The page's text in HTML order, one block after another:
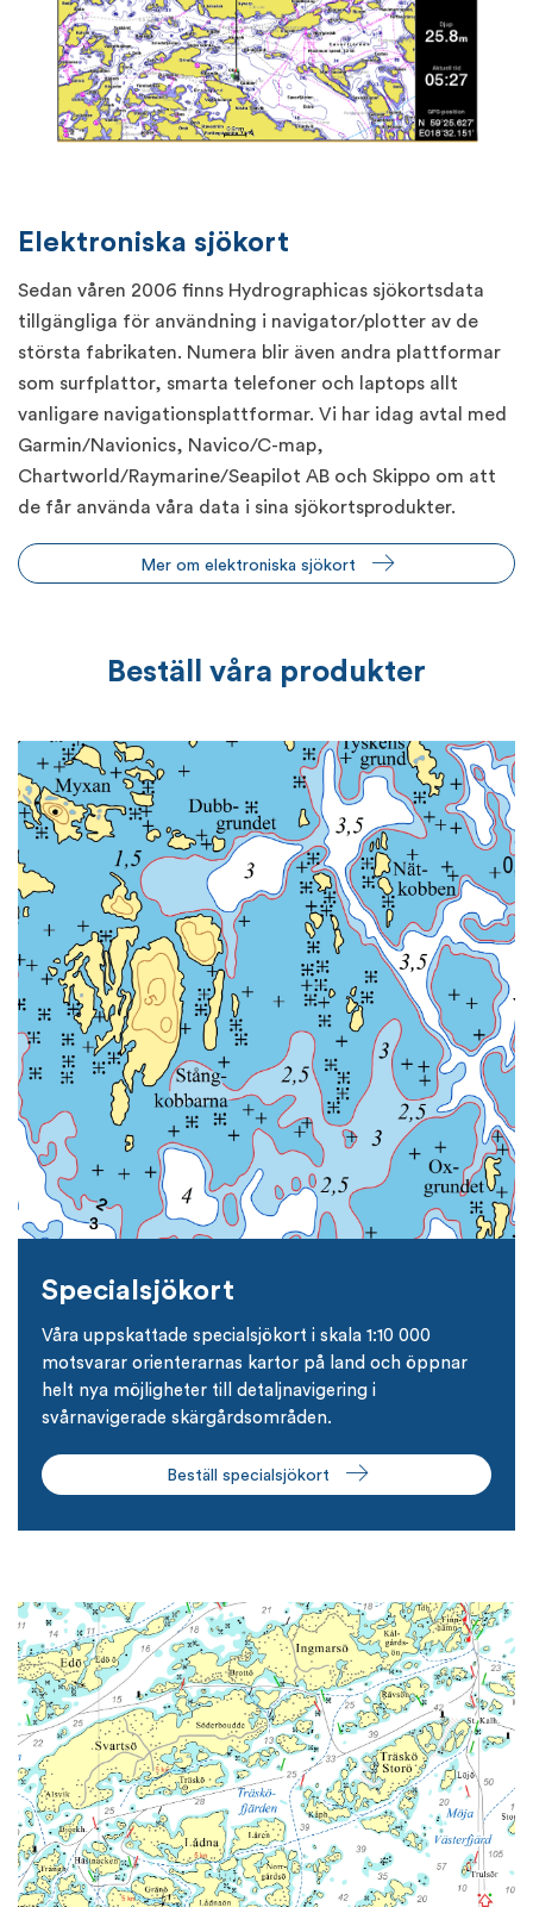
Elektroniska sjökort
Sedan våren 2006 finns Hydrographicas sjökortsdata
tillgängliga för användning i navigator/plotter av de
största fabrikaten. Numera blir även andra plattformar
som surfplattor, smarta telefoner och laptops allt
vanligare navigationsplattformar. Vi har idag avtal med
Garmin/Navionics, Navico/C-map,
Chartworld/Raymarine/Seapilot AB och Skippo om att
de får använda våra data i sina sjökortsprodukter.
Mer om elektroniska sjökort
Beställ våra produkter
Specialsjökort
Våra uppskattade specialsjökort i skala 1:10 000
motsvarar orienterarnas kartor på land och öppnar
helt nya möjligheter till detaljnavigering i
svårnavigerade skärgårdsområden.
Beställ specialsjökort